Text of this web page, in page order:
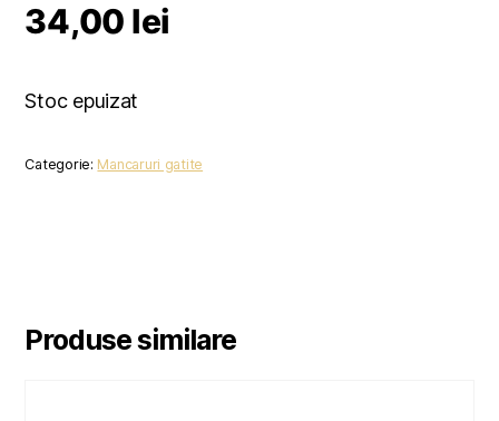
34,00 lei
Stoc epuizat
Categorie: Mancaruri gatite
Produse similare